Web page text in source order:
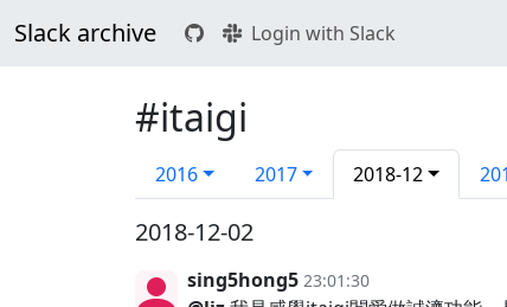
Slack archive Login with Slack
#itaigi
2016 2017 2018-12
2018-12-02
sing5hong5 23:01:30